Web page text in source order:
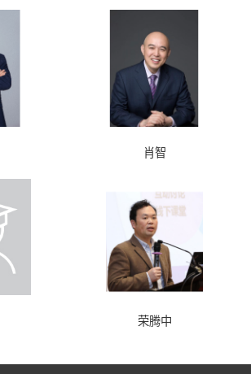
肖智
荣腾中